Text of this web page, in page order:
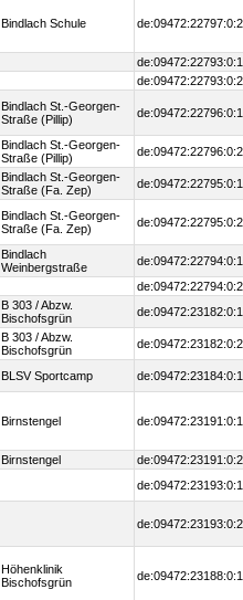
Bindlach Schule de:09472:22797:0:2
de:09472:22793:0:1
de:09472:22793:0:2
Bindlach St.-Georgen-
Straße (Pillip)
de:09472:22796:0:1
Bindlach St.-Georgen-
Straße (Pillip)
de:09472:22796:0:2
Bindlach St.-Georgen-
Straße (Fa. Zep)
de:09472:22795:0:1
Bindlach St.-Georgen-
Straße (Fa. Zep)
de:09472:22795:0:2
Bindlach
Weinbergstraße
de:09472:22794:0:1
de:09472:22794:0:2
B 303 / Abzw.
Bischofsgrün
de:09472:23182:0:1
B 303 / Abzw.
Bischofsgrün
de:09472:23182:0:2
BLSV Sportcamp de:09472:23184:0:1
Birnstengel de:09472:23191:0:1
Birnstengel de:09472:23191:0:2
de:09472:23193:0:1
de:09472:23193:0:2
Höhenklinik
Bischofsgrün
de:09472:23188:0:1